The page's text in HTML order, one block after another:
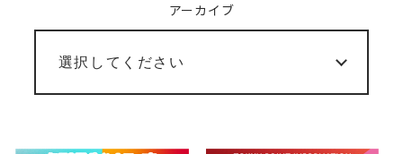
アーカイブ